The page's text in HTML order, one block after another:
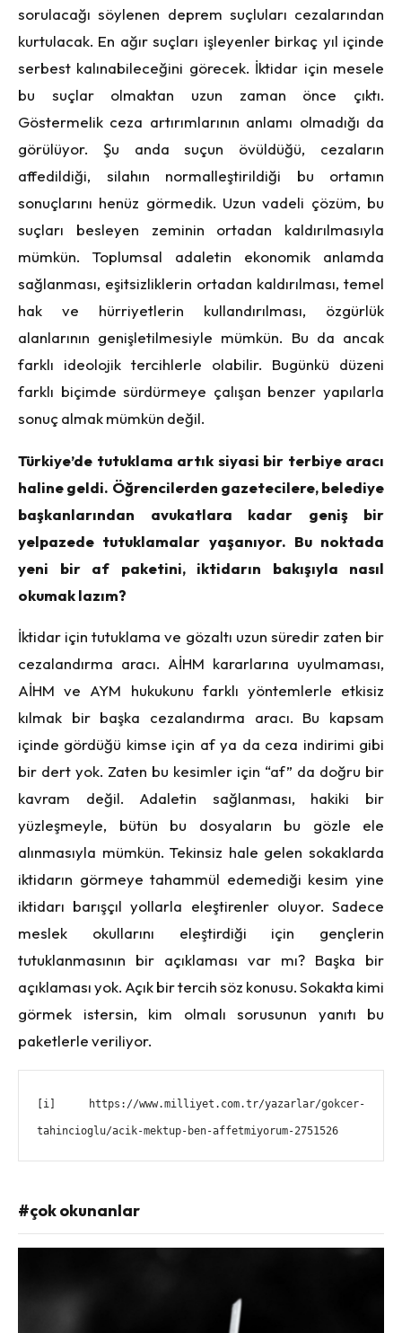
sorulacağı söylenen deprem suçluları cezalarından
kurtulacak. En ağır suçları işleyenler birkaç yıl içinde
serbest kalınabileceğini görecek. İktidar için mesele
bu suçlar olmaktan uzun zaman önce çıktı.
Göstermelik ceza artırımlarının anlamı olmadığı da
görülüyor. Şu anda suçun övüldüğü, cezaların
affedildiği, silahın normalleştirildiği bu ortamın
sonuçlarını henüz görmedik. Uzun vadeli çözüm, bu
suçları besleyen zeminin ortadan kaldırılmasıyla
mümkün. Toplumsal adaletin ekonomik anlamda
sağlanması, eşitsizliklerin ortadan kaldırılması, temel
hak ve hürriyetlerin kullandırılması, özgürlük
alanlarının genişletilmesiyle mümkün. Bu da ancak
farklı ideolojik tercihlerle olabilir. Bugünkü düzeni
farklı biçimde sürdürmeye çalışan benzer yapılarla
sonuç almak mümkün değil.
Türkiye’de tutuklama artık siyasi bir terbiye aracı
haline geldi. Öğrencilerden gazetecilere, belediye
başkanlarından avukatlara kadar geniş bir
yelpazede tutuklamalar yaşanıyor. Bu noktada
yeni bir af paketini, iktidarın bakışıyla nasıl
okumak lazım?
İktidar için tutuklama ve gözaltı uzun süredir zaten bir
cezalandırma aracı. AİHM kararlarına uyulmaması,
AİHM ve AYM hukukunu farklı yöntemlerle etkisiz
kılmak bir başka cezalandırma aracı. Bu kapsam
içinde gördüğü kimse için af ya da ceza indirimi gibi
bir dert yok. Zaten bu kesimler için “af” da doğru bir
kavram değil. Adaletin sağlanması, hakiki bir
yüzleşmeyle, bütün bu dosyaların bu gözle ele
alınmasıyla mümkün. Tekinsiz hale gelen sokaklarda
iktidarın görmeye tahammül edemediği kesim yine
iktidarı barışçıl yollarla eleştirenler oluyor. Sadece
meslek okullarını eleştirdiği için gençlerin
tutuklanmasının bir açıklaması var mı? Başka bir
açıklaması yok. Açık bir tercih söz konusu. Sokakta kimi
görmek istersin, kim olmalı sorusunun yanıtı bu
paketlerle veriliyor.
[i] https://www.milliyet.com.tr/yazarlar/gokcer-
tahincioglu/acik-mektup-ben-affetmiyorum-2751526
#çok okunanlar